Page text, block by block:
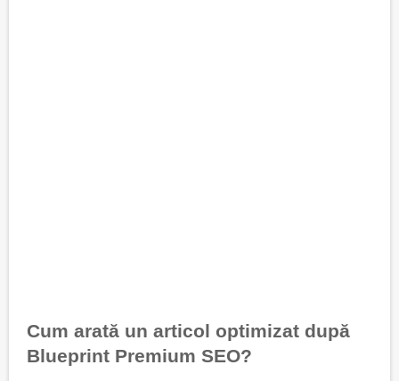
Cum arată un articol optimizat după
Blueprint Premium SEO?